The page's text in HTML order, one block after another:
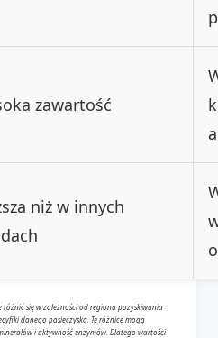
zawartość
niż w innych
różnić się w zależności od regionu pozyskiwania
danego pasieczyska. Te różnice mogą
i aktywność enzymów. Dlatego wartości